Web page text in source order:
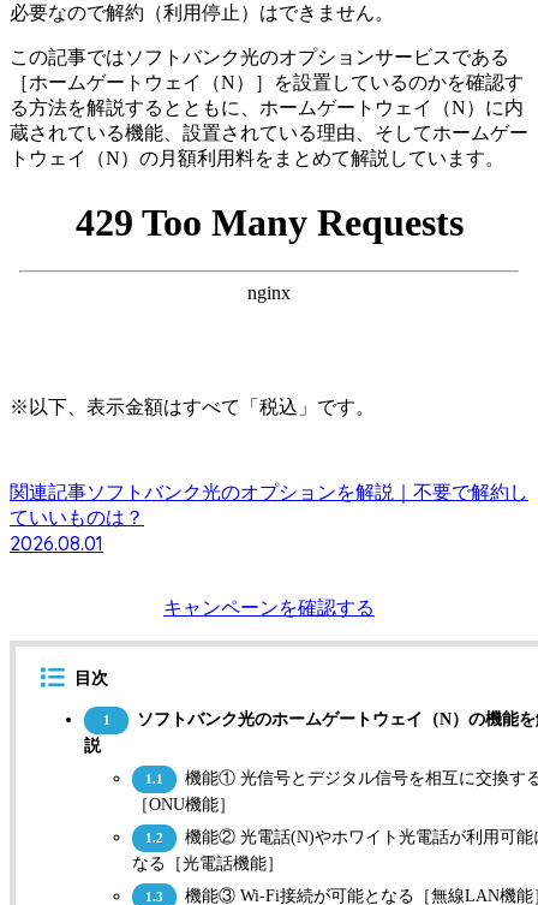
必要なので解約（利用停止）はできません。
この記事ではソフトバンク光のオプションサービスである
［ホームゲートウェイ（N）］を設置しているのかを確認す
る方法を解説するとともに、ホームゲートウェイ（N）に内
蔵されている機能、設置されている理由、そしてホームゲー
トウェイ（N）の月額利用料をまとめて解説しています。
※以下、表示金額はすべて「税込」です。
関連記事ソフトバンク光のオプションを解説｜不要で解約し
ていいものは？
2026.08.01
キャンペーンを確認する
目次
1
ソフトバンク光のホームゲートウェイ（N）の機能
説
1.1
機能① 光信号とデジタル信号を相互に交換す
［ONU機能］
1.2
機能② 光電話(N)やホワイト光電話が利用可能
なる［光電話機能］
1.3 機能③ Wi-Fi接続が可能となる［無線LAN機能